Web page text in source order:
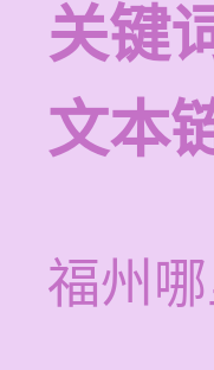
关键
文本
福州